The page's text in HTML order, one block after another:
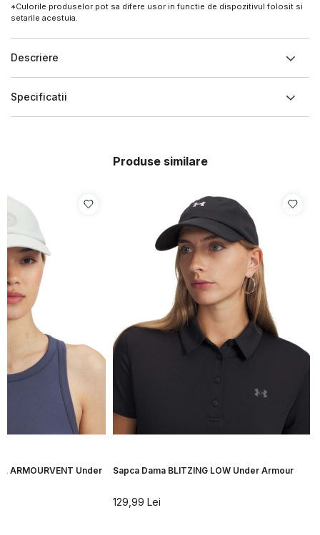
*Culorile produselor pot sa difere usor in functie de dispozitivul folosit si
setarile acestuia.
Descriere
Specificatii
Produse similare
ARMOURVENT Under Sapca Dama BLITZING LOW Under Armour
129,99 Lei